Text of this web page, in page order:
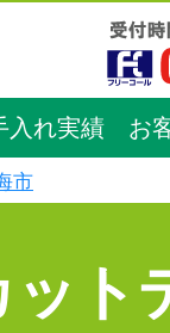
入れ実績 お
市
ト